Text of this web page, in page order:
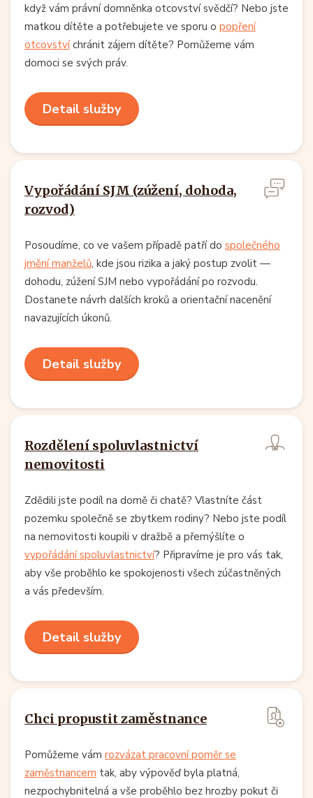
když vám právní domněnka otcovství svědčí? Nebo jste
matkou dítěte a potřebujete ve sporu o popření
otcovstvíchránit zájem dítěte? Pomůžeme vám
domoci se svých práv.
Detail služby
Vypořádání SJM (zúžení, dohoda,
rozvod)
Posoudíme, co ve vašem případě patří do společného
jmění manželů, kde jsou rizika a jaký postup zvolit —
dohodu, zúžení SJM nebo vypořádání po rozvodu.
Dostanete návrh dalších kroků a orientační nacenění
navazujících úkonů.
Detail služby
Rozdělení spoluvlastnictví
nemovitosti
Zdědili jste podíl na domě či chatě? Vlastníte část
pozemku společně se zbytkem rodiny? Nebo jste podíl
na nemovitosti koupili v dražbě a přemýšlíte o
vypořádání spoluvlastnictví? Připravíme je pro vás tak,
aby vše proběhlo ke spokojenosti všech zúčastněných
a vás především.
Detail služby
Chci propustit zaměstnance
Pomůžeme vám rozvázat pracovní poměr se
zaměstnancem tak, aby výpověď byla platná,
nezpochybnitelná a vše proběhlo bez hrozby pokut či